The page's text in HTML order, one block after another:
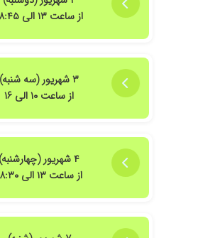
از ساعت ۱۳ الی ۱۸:۴۵
۳ شهریور (سه شنبه)
از ساعت ۱۰ الی ۱۶
۴ شهریور (چهارشنبه)
از ساعت ۱۳ الی ۱۸:۳۰